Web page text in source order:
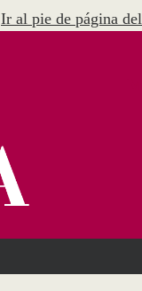
Ir al pie de página